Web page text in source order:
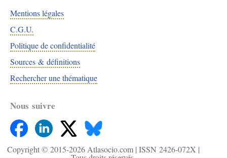
Mentions légales
C.G.U.
Politique de confidentialité
Sources & définitions
Rechercher une thématique
Nous suivre
Copyright © 2015-2026Atlasocio.com | ISSN 2426-072X |